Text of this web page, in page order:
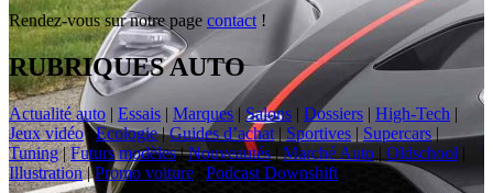
Rendez-vous sur notre page contact !
RUBRIQUES AUTO
Actualité auto | Essais | Marques |Salons | Dossiers | High-Tech |
Jeux vidéo|Ecologie|Guides d’achat | Sportives | Supercars |
Tuning|Futurs modèles|Nouveautés|Marché Auto | Oldschool |
Illustration|Promo voiture Podcast Downshift